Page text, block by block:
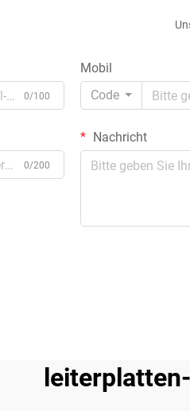
0/100
Mobil
Code
0/200
Nachricht